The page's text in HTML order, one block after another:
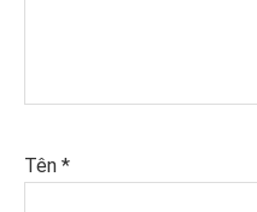
Tên *